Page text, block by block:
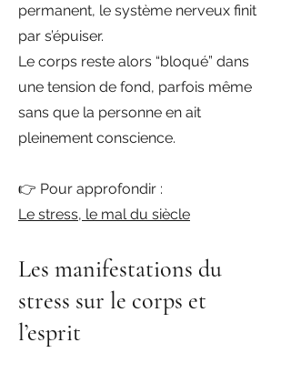
permanent, le système nerveux finit
par s’épuiser.
Le corps reste alors “bloqué” dans
une tension de fond, parfois même
sans que la personne en ait
pleinement conscience.
👉 Pour approfondir :
Le stress, le mal du siècle
Les manifestations du
stress sur le corps et
l’esprit